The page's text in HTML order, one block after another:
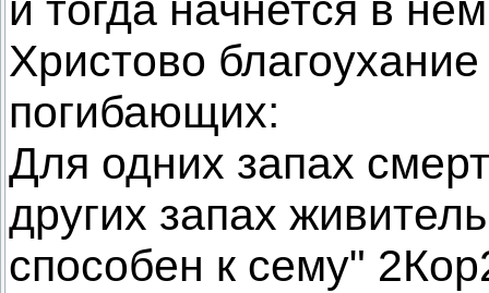
и тогда начнется в
Христово
погибающих:
Для одних запах
других запах
способен к сему"